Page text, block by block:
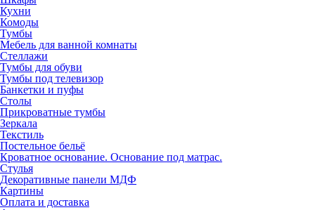
Кухни
Комоды
Тумбы
Мебель для ванной комнаты
Стеллажи
Тумбы для обуви
Тумбы под телевизор
Банкетки и пуфы
Столы
Прикроватные тумбы
Зеркала
Текстиль
Постельное бельё
Кроватное основание. Основание под матрас.
Стулья
Декоративные панели МДФ
Картины
Оплата и доставка